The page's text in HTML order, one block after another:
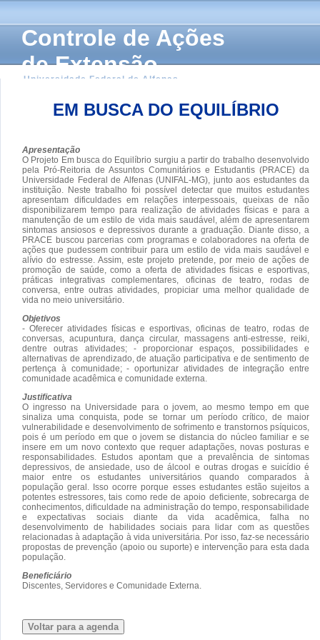
Controle de Ações
de Extensão
Universidade Federal de Alfenas
EM BUSCA DO EQUILÍBRIO
Apresentação
O Projeto Em busca do Equilíbrio surgiu a partir do trabalho desenvolvido
pela Pró-Reitoria de Assuntos Comunitários e Estudantis (PRACE) da
Universidade Federal de Alfenas (UNIFAL-MG), junto aos estudantes da
instituição. Neste trabalho foi possível detectar que muitos estudantes
apresentam dificuldades em relações interpessoais, queixas de não
disponibilizarem tempo para realização de atividades físicas e para a
manutenção de um estilo de vida mais saudável, além de apresentarem
sintomas ansiosos e depressivos durante a graduação. Diante disso, a
PRACE buscou parcerias com programas e colaboradores na oferta de
ações que pudessem contribuir para um estilo de vida mais saudável e
alívio do estresse. Assim, este projeto pretende, por meio de ações de
promoção de saúde, como a oferta de atividades físicas e esportivas,
práticas integrativas complementares, oficinas de teatro, rodas de
conversa, entre outras atividades, propiciar uma melhor qualidade de
vida no meio universitário.
Objetivos
- Oferecer atividades físicas e esportivas, oficinas de teatro, rodas de
conversas, acupuntura, dança circular, massagens anti-estresse, reiki,
dentre outras atividades; - proporcionar espaços, possibilidades e
alternativas de aprendizado, de atuação participativa e de sentimento de
pertença à comunidade; - oportunizar atividades de integração entre
comunidade acadêmica e comunidade externa.
Justificativa
O ingresso na Universidade para o jovem, ao mesmo tempo em que
sinaliza uma conquista, pode se tornar um período crítico, de maior
vulnerabilidade e desenvolvimento de sofrimento e transtornos psíquicos,
pois é um período em que o jovem se distancia do núcleo familiar e se
insere em um novo contexto que requer adaptações, novas posturas e
responsabilidades. Estudos apontam que a prevalência de sintomas
depressivos, de ansiedade, uso de álcool e outras drogas e suicídio é
maior entre os estudantes universitários quando comparados à
população geral. Isso ocorre porque esses estudantes estão sujeitos a
potentes estressores, tais como rede de apoio deficiente, sobrecarga de
conhecimentos, dificuldade na administração do tempo, responsabilidade
e expectativas sociais diante da vida acadêmica, falha no
desenvolvimento de habilidades sociais para lidar com as questões
relacionadas à adaptação à vida universitária. Por isso, faz-se necessário
propostas de prevenção (apoio ou suporte) e intervenção para esta dada
população.
Beneficiário
Discentes, Servidores e Comunidade Externa.
Voltar para a agenda